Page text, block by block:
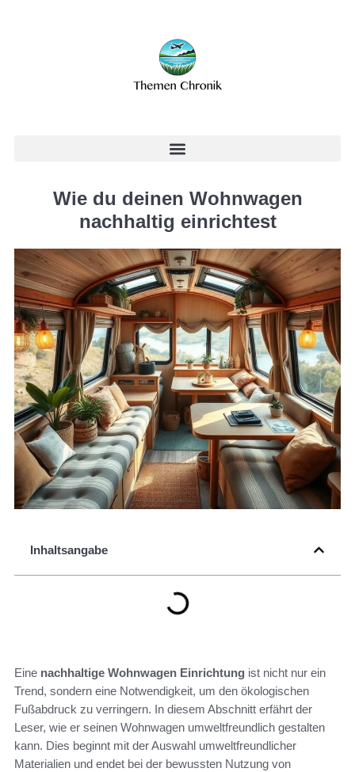
Wie du deinen Wohnwagen
nachhaltig einrichtest
Inhaltsangabe
Eine nachhaltige Wohnwagen Einrichtung ist nicht nur ein
Trend, sondern eine Notwendigkeit, um den ökologischen
Fußabdruck zu verringern. In diesem Abschnitt erfährt der
Leser, wie er seinen Wohnwagen umweltfreundlich gestalten
kann. Dies beginnt mit der Auswahl umweltfreundlicher
Materialien und endet bei der bewussten Nutzung von